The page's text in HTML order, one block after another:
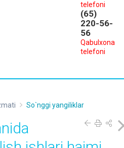
telefoni
(65)
220-56-
56
Qabulxona
telefoni
So`nggi yangiliklar